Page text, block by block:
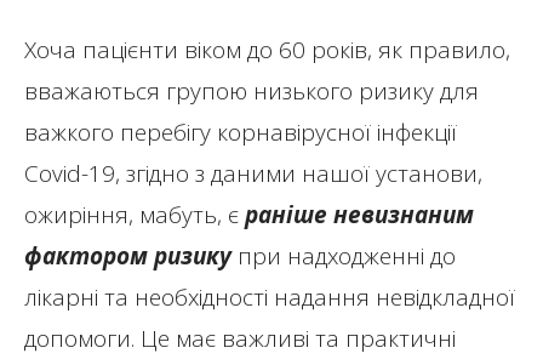
Хоча пацієнти віком до 60 років, як правило,
вважаються групою низького ризику для
важкого перебігу корнавірусної інфекції
Covid-19, згідно з даними нашої установи,
ожиріння, мабуть, єраніше невизнаним
фактором ризикупри надходженні до
лікарні та необхідності надання невідкладної
допомоги. Це має важливі та практичні